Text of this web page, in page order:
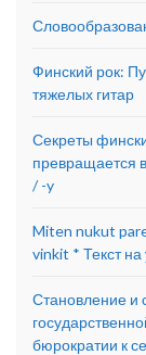
Финский рок:
тяжелых гитар
Секреты
превращается
/ -y
Miten nukut
vinkit * Текст
Становление и
бюрократии к